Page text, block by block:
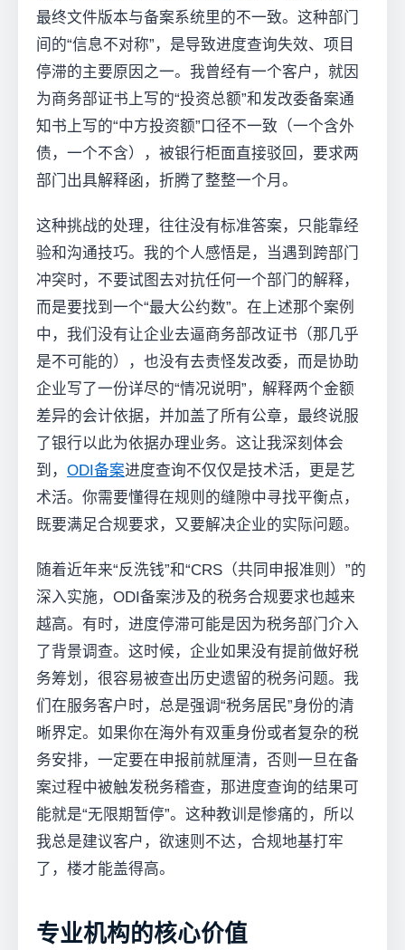
最终文件版本与备案系统里的不一致。这种部门
间的“信息不对称”，是导致进度查询失效、项目
停滞的主要原因之一。我曾经有一个客户，就因
为商务部证书上写的“投资总额”和发改委备案通
知书上写的“中方投资额”口径不一致（一个含外
债，一个不含），被银行柜面直接驳回，要求两
部门出具解释函，折腾了整整一个月。
这种挑战的处理，往往没有标准答案，只能靠经
验和沟通技巧。我的个人感悟是，当遇到跨部门
冲突时，不要试图去对抗任何一个部门的解释，
而是要找到一个“最大公约数”。在上述那个案例
中，我们没有让企业去逼商务部改证书（那几乎
是不可能的），也没有去责怪发改委，而是协助
企业写了一份详尽的“情况说明”，解释两个金额
差异的会计依据，并加盖了所有公章，最终说服
了银行以此为依据办理业务。这让我深刻体会
到， ODI备案进度查询不仅仅是技术活，更是艺
术活。你需要懂得在规则的缝隙中寻找平衡点，
既要满足合规要求，又要解决企业的实际问题。
随着近年来“反洗钱”和“CRS（共同申报准则）”的
深入实施，ODI备案涉及的税务合规要求也越来
越高。有时，进度停滞可能是因为税务部门介入
了背景调查。这时候，企业如果没有提前做好税
务筹划，很容易被查出历史遗留的税务问题。我
们在服务客户时，总是强调“税务居民”身份的清
晰界定。如果你在海外有双重身份或者复杂的税
务安排，一定要在申报前就厘清，否则一旦在备
案过程中被触发税务稽查，那进度查询的结果可
能就是“无限期暂停”。这种教训是惨痛的，所以
我总是建议客户，欲速则不达，合规地基打牢
了，楼才能盖得高。
专业机构的核心价值